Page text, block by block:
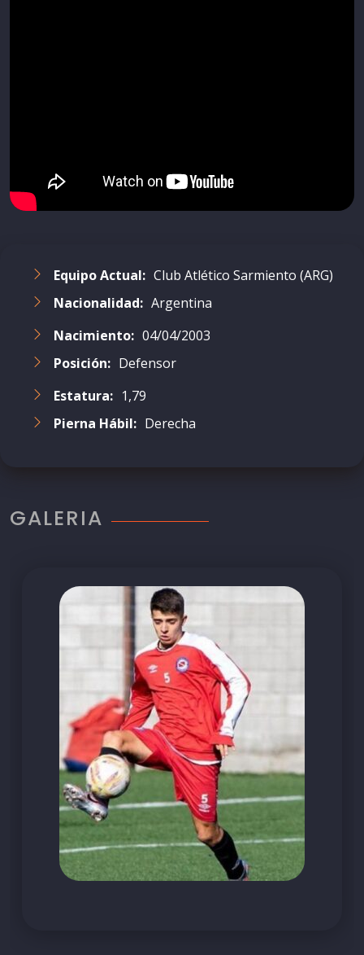
Equipo Actual: Club Atlético Sarmiento (ARG)
Nacionalidad: Argentina
Nacimiento: 04/04/2003
Posición: Defensor
Estatura: 1,79
Pierna Hábil: Derecha
GALERIA